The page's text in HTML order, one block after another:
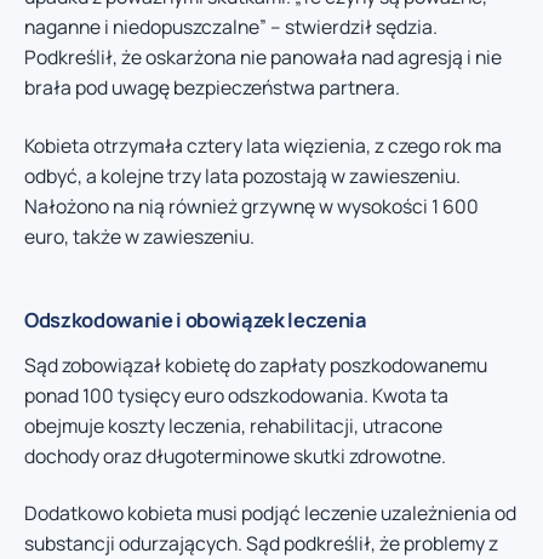
naganne i niedopuszczalne” – stwierdził sędzia.
Podkreślił, że oskarżona nie panowała nad agresją i nie
brała pod uwagę bezpieczeństwa partnera.
Kobieta otrzymała cztery lata więzienia, z czego rok ma
odbyć, a kolejne trzy lata pozostają w zawieszeniu.
Nałożono na nią również grzywnę w wysokości 1 600
euro, także w zawieszeniu.
Odszkodowanie i obowiązek leczenia
Sąd zobowiązał kobietę do zapłaty poszkodowanemu
ponad 100 tysięcy euro odszkodowania. Kwota ta
obejmuje koszty leczenia, rehabilitacji, utracone
dochody oraz długoterminowe skutki zdrowotne.
Dodatkowo kobieta musi podjąć leczenie uzależnienia od
substancji odurzających. Sąd podkreślił, że problemy z